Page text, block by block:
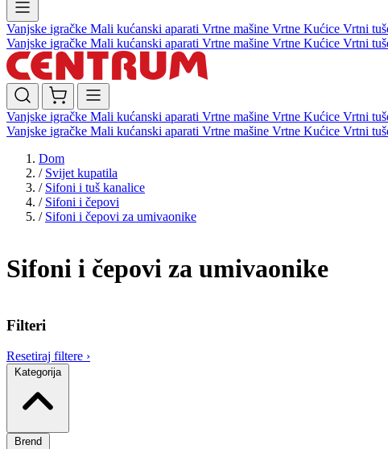
Vanjske igračke Mali kućanski aparati Vrtne mašine Vrtne Kućice Vrtni
Vanjske igračke Mali kućanski aparati Vrtne mašine Vrtne Kućice Vrtni
Vanjske igračke Mali kućanski aparati Vrtne mašine Vrtne Kućice Vrtni
Vanjske igračke Mali kućanski aparati Vrtne mašine Vrtne Kućice Vrtni
Dom
/ Svijet kupatila
/ Sifoni i tuš kanalice
/ Sifoni i čepovi
/ Sifoni i čepovi za umivaonike
Sifoni i čepovi za umivaonike
Filteri
Resetiraj filtere ›
Kategorija
Brend